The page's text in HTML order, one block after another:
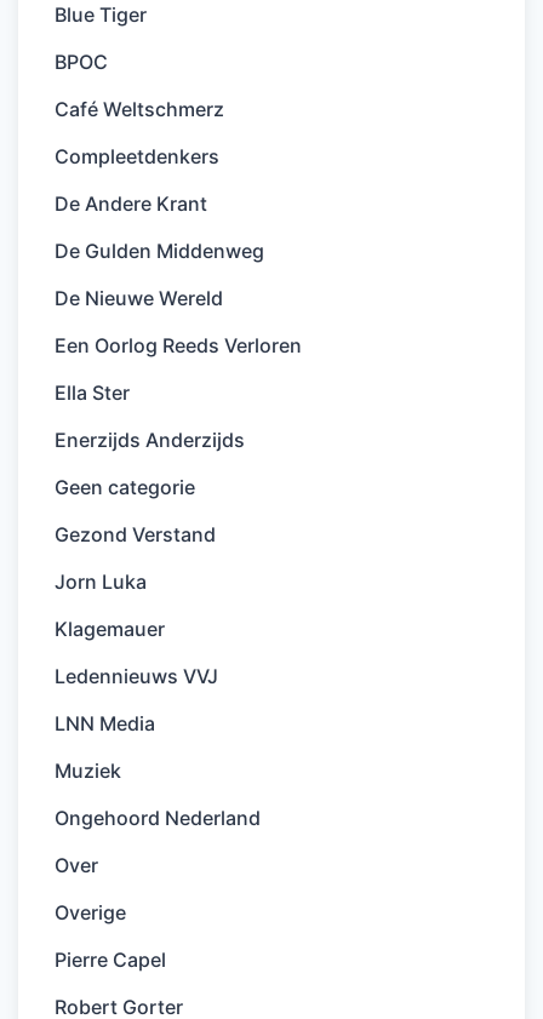
Blue Tiger
BPOC
Café Weltschmerz
Compleetdenkers
De Andere Krant
De Gulden Middenweg
De Nieuwe Wereld
Een Oorlog Reeds Verloren
Ella Ster
Enerzijds Anderzijds
Geen categorie
Gezond Verstand
Jorn Luka
Klagemauer
Ledennieuws VVJ
LNN Media
Muziek
Ongehoord Nederland
Over
Overige
Pierre Capel
Robert Gorter